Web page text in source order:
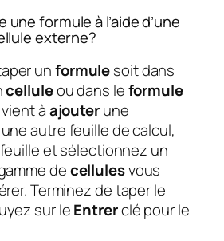
formule à l’aide d’une
externe?
unformulesoit dans
celluleou dans leformule
àajouterune
autre feuille de calcul,
et sélectionnez un
decellulesvous
Terminez de taper le
sur leEntrerclé pour le